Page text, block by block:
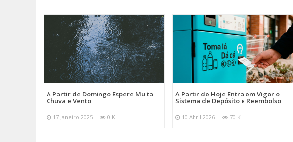
A Partir de Domingo Espere Muita
Chuva e Vento
17 Janeiro 2025 0 K
A Partir de Hoje Entra em Vigor o
Sistema de Depósito e Reembolso
10 Abril 2026 70 K